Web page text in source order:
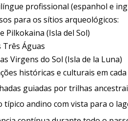
profissional (espanhol e
para os sítios arqueológicos:
Pilkokaina (Isla del Sol)
Três Águas
Virgens do Sol (Isla de la Luna)
históricas e culturais em
guiadas por trilhas
andino com vista para o